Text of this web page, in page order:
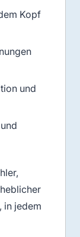
Kopf
und
in jedem